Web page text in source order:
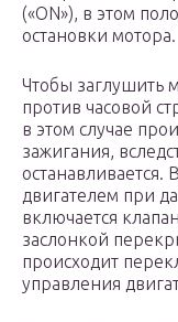
(«ON»), в этом
остановки мотора.
Чтобы заглушить
против часовой
в этом случае
зажигания,
останавливается.
двигателем при
включается
заслонкой
происходит
управления